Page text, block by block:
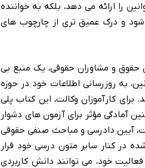
را ارائه می دهد، بلکه به خواننده
شود و درک عمیق تری از چارچوب های
حقوق و مشاوران حقوقی، یک منبع بی
به روزرسانی اطلاعات خود در حوزه
کارآموزان وکالت، این کتاب پلی
آمادگی مؤثر برای آزمون های دشوار
آیین دادرسی و مباحث صنفی حقوقی
در کنار سایر متون درسی خود قرار
خود، می توانند دانش کاربردی